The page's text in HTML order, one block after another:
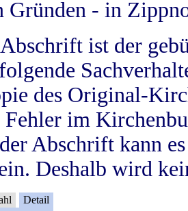
Gründen - in
ist der
des Original-
im
Abschrift kann
Deshalb wird
Detail